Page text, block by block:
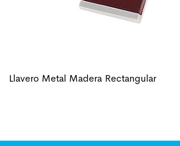
Llavero Metal Madera Rectangular